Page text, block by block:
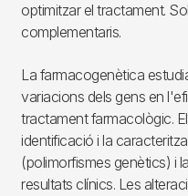
optimitzar el tractament.
complementaris.
La farmacogenètica
variacions dels gens en
tractament farmacològic.
identificació i la
(polimorfismes genètics) i
resultats clínics. Les